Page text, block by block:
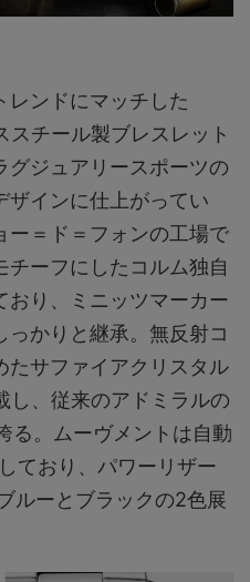
ンドにマッチした
チール製ブレスレット
グジュアリースポーツの
ザインに仕上がってい
ー＝ド＝フォンの工場で
ーフにしたコルム独自
おり、ミニッツマーカー
かりと継承。無反射コ
たサファイアクリスタル
し、従来のアドミラルの
る。ムーヴメントは自動
ており、パワーリザー
ルーとブラックの2色展